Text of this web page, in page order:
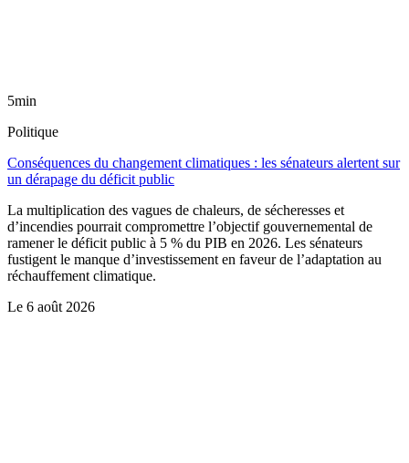
5min
Politique
Conséquences du changement climatiques : les sénateurs alertent sur
un dérapage du déficit public
La multiplication des vagues de chaleurs, de sécheresses et
d’incendies pourrait compromettre l’objectif gouvernemental de
ramener le déficit public à 5 % du PIB en 2026. Les sénateurs
fustigent le manque d’investissement en faveur de l’adaptation au
réchauffement climatique.
Le 6 août 2026